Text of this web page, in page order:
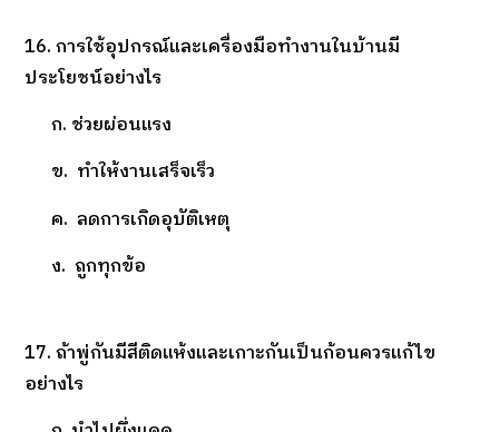
16. การใช้อุปกรณ์และเครื่องมือทำงานในบ้านมี
ประโยชน์อย่างไร
ก. ช่วยผ่อนแรง
ข. ทำให้งานเสร็จเร็ว
ค. ลดการเกิดอุบัติเหตุ
ง. ถูกทุกข้อ
17. ถ้าพู่กันมีสีติดแห้งและเกาะกันเป็นก้อนควรแก้ไข
อย่างไร